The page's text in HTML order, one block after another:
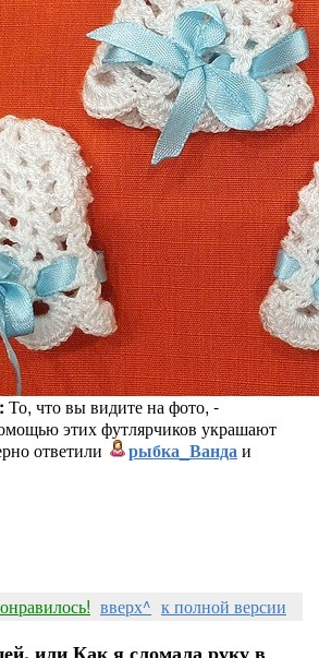
То, что вы видите на фото, -
этих футлярчиков украшают
ответили
рыбка_Вандаи
вверх^ к полной версии